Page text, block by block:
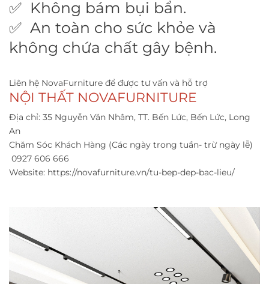
✅ Không bám bụi bẩn.
✅ An toàn cho sức khỏe và
không chứa chất gây bệnh.
Liên hệ NovaFurniture để được tư vấn và hỗ trợ
NỘI THẤT NOVAFURNITURE
Địa chỉ: 35 Nguyễn Văn Nhâm, TT. Bến Lức, Bến Lức, Long
An
Chăm Sóc Khách Hàng (Các ngày trong tuần- trừ ngày lễ)
0927 606 666
Website: https://novafurniture.vn/tu-bep-dep-bac-lieu/